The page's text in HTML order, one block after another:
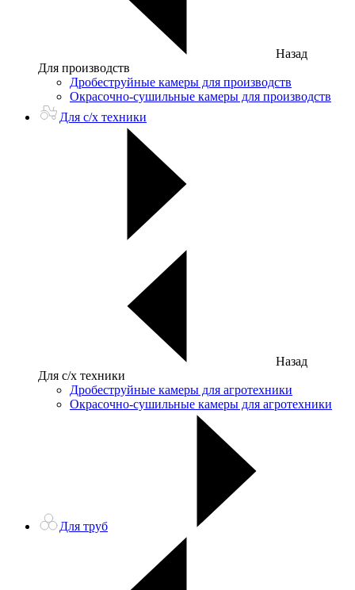
Назад
Для производств
Дробеструйные камеры для производств
Окрасочно-сушильные камеры для производств
Для с/х техники
Назад
Для с/х техники
Дробеструйные камеры для агротехники
Окрасочно-сушильные камеры для агротехники
Для труб